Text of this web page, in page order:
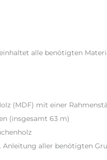
alle benötigten
(MDF) mit einer
(insgesamt 63 m)
aller benötigten